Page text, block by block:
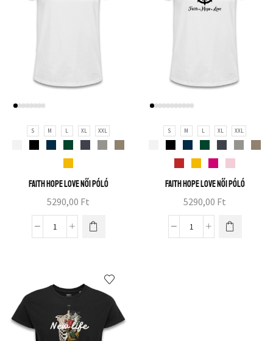
S M L XL XXL
Faith hope love női póló
5290,00 Ft
S M L XL XXL
Faith hope love női póló
5290,00 Ft